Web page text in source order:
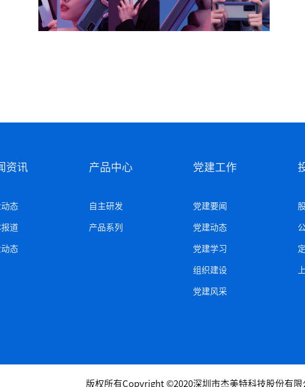
资讯
态
道
态
产品中心
自主研发
产品系列
党建工作
党建要闻
党建动态
党建学习
组织建设
党建风采
版权所有Copyright ©2020深圳市杰美特科技股份有限